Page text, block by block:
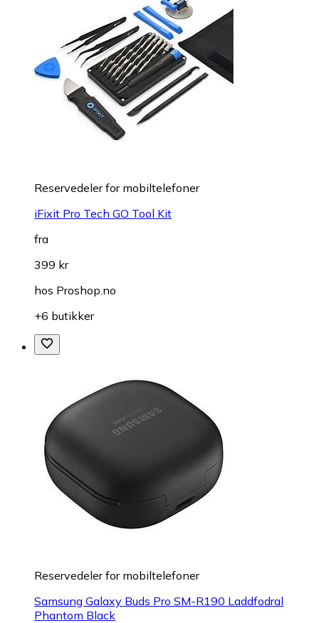
Reservedeler for mobiltelefoner
iFixit Pro Tech GO Tool Kit
fra
399 kr
hos Proshop.no
+6 butikker
Reservedeler for mobiltelefoner
Samsung Galaxy Buds Pro SM-R190 Laddfodral
Phantom Black